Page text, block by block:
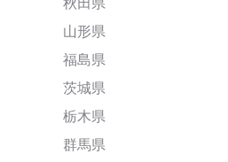
秋田県
山形県
福島県
茨城県
栃木県
群馬県